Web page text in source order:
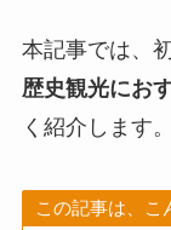
本記事では、
歴史観光にお
く紹介します。
この記事は、こ